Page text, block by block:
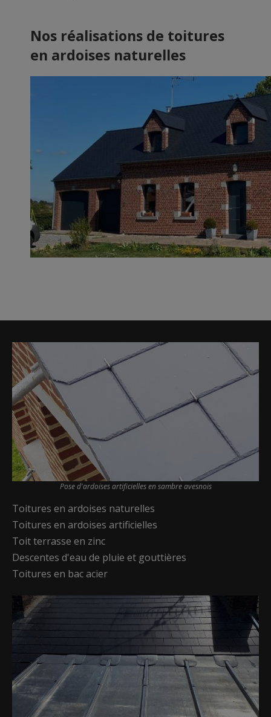
Nos réalisations de toitures
en ardoises naturelles
Pose d'ardoises artificielles en sambre avesnois
Toitures en ardoises naturelles
Toitures en ardoises artificielles
Toit terrasse en zinc
Descentes d'eau de pluie et gouttières
Toitures en bac acier